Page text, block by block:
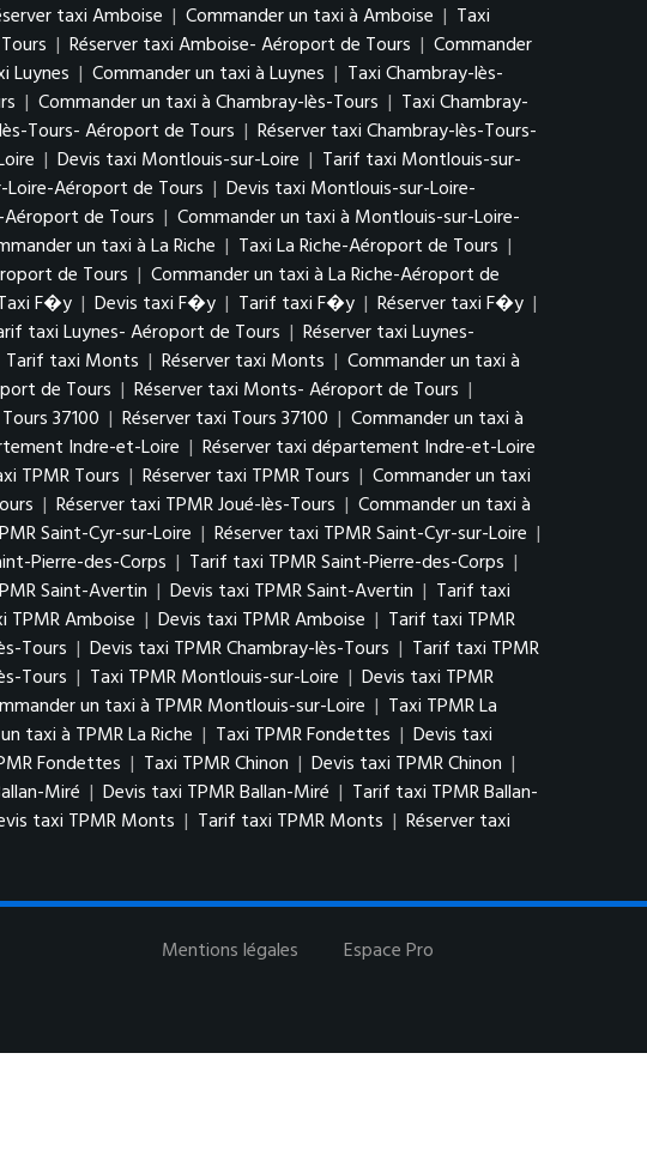
taxi Amboise | Commander un taxi à Amboise | Taxi
| Réserver taxi Amboise- Aéroport de Tours | Commander
Luynes | Commander un taxi à Luynes | Taxi Chambray-lès-
| Commander un taxi à Chambray-lès-Tours | Taxi Chambray-
Tours- Aéroport de Tours | Réserver taxi Chambray-lès-Tours-
| Devis taxi Montlouis-sur-Loire | Tarif taxi Montlouis-sur-
Aéroport de Tours | Devis taxi Montlouis-sur-Loire-
de Tours | Commander un taxi à Montlouis-sur-Loire-
un taxi à La Riche | Taxi La Riche-Aéroport de Tours |
de Tours | Commander un taxi à La Riche-Aéroport de
F�y | Devis taxi F�y | Tarif taxi F�y | Réserver taxi F�y |
taxi Luynes- Aéroport de Tours | Réserver taxi Luynes-
Tarif taxi Monts | Réserver taxi Monts | Commander un taxi à
de Tours | Réserver taxi Monts- Aéroport de Tours |
37100 | Réserver taxi Tours 37100 | Commander un taxi à
Indre-et-Loire | Réserver taxi département Indre-et-Loire
TPMR Tours | Réserver taxi TPMR Tours | Commander un taxi
| Réserver taxi TPMR Joué-lès-Tours | Commander un taxi à
Saint-Cyr-sur-Loire | Réserver taxi TPMR Saint-Cyr-sur-Loire |
Pierre-des-Corps | Tarif taxi TPMR Saint-Pierre-des-Corps |
Saint-Avertin | Devis taxi TPMR Saint-Avertin | Tarif taxi
TPMR Amboise | Devis taxi TPMR Amboise | Tarif taxi TPMR
Tours | Devis taxi TPMR Chambray-lès-Tours | Tarif taxi TPMR
Tours | Taxi TPMR Montlouis-sur-Loire | Devis taxi TPMR
un taxi à TPMR Montlouis-sur-Loire | Taxi TPMR La
taxi à TPMR La Riche | Taxi TPMR Fondettes | Devis taxi
Fondettes | Taxi TPMR Chinon | Devis taxi TPMR Chinon |
Miré | Devis taxi TPMR Ballan-Miré | Tarif taxi TPMR Ballan-
taxi TPMR Monts | Tarif taxi TPMR Monts | Réserver taxi
Mentions légales Espace Pro